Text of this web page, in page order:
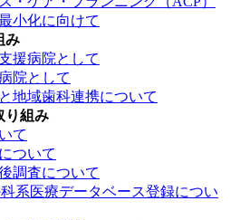
小化に向けて
み
援病院として
院として
地域歯科連携について
り組み
て
ついて
調査について
系医療データベース登録につい